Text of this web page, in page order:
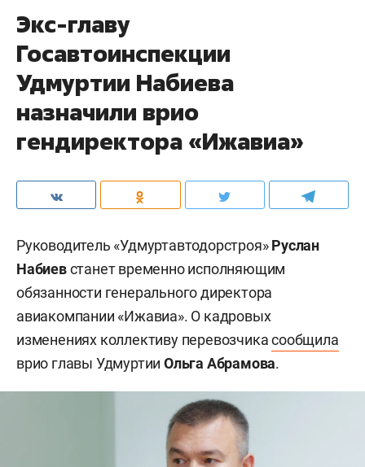
Экс-главу
Госавтоинспекции
Удмуртии Набиева
назначили врио
гендиректора «Ижавиа»
Руководитель «Удмуртавтодорстроя»Руслан
Набиевстанет временно исполняющим
обязанности генерального директора
авиакомпании «Ижавиа». О кадровых
изменениях коллективу перевозчикасообщила
врио главы УдмуртииОльга Абрамова.